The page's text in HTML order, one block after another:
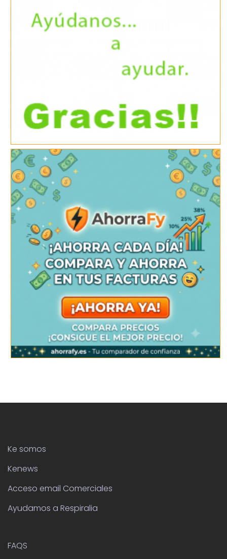
Ke somos
Kenews
Acceso email Comerciales
Ayudamos a Respiralia
FAQS